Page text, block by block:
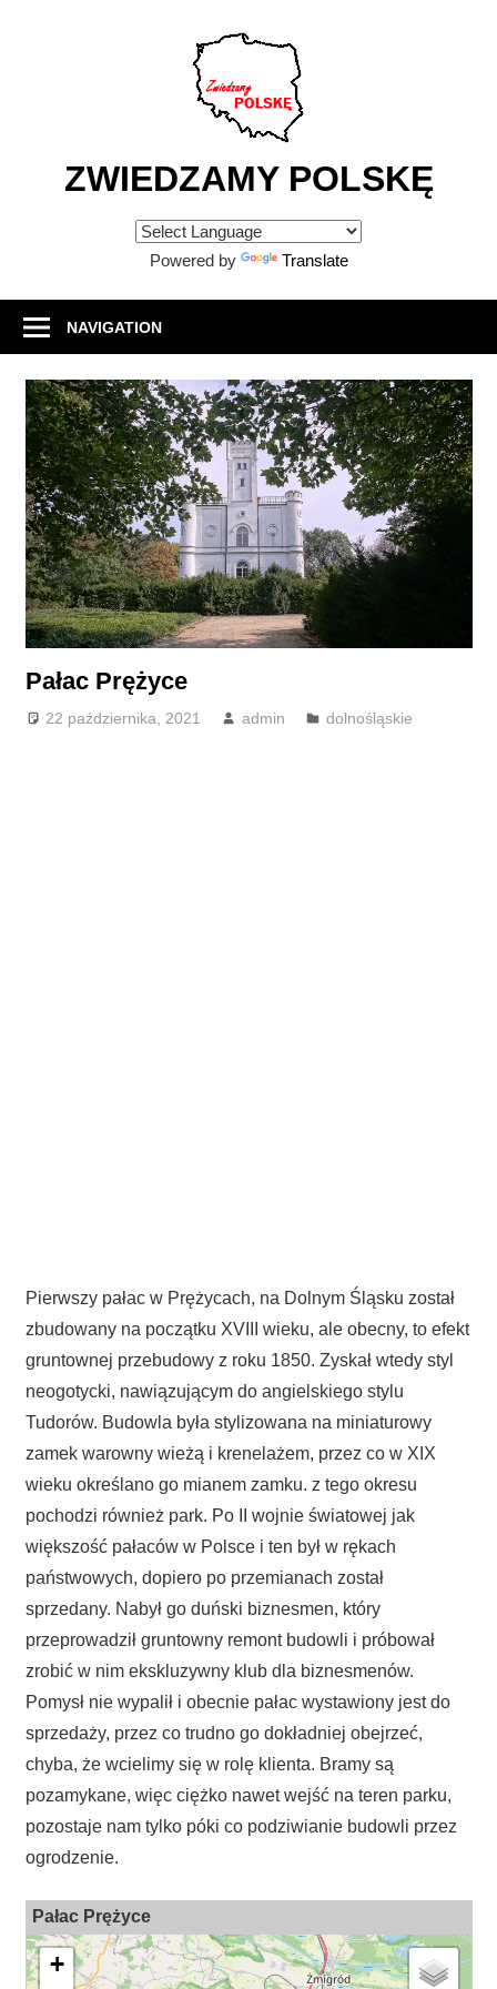
ZWIEDZAMY POLSKĘ
Powered by Translate
NAVIGATION
Pałac Prężyce
22 października, 2021 admin dolnośląskie
Pierwszy pałac w Prężycach, na Dolnym Śląsku został
zbudowany na początku XVIII wieku, ale obecny, to efekt
gruntownej przebudowy z roku 1850. Zyskał wtedy styl
neogotycki, nawiązującym do angielskiego stylu
Tudorów. Budowla była stylizowana na miniaturowy
zamek warowny wieżą i krenelażem, przez co w XIX
wieku określano go mianem zamku. z tego okresu
pochodzi również park. Po II wojnie światowej jak
większość pałaców w Polsce i ten był w rękach
państwowych, dopiero po przemianach został
sprzedany. Nabył go duński biznesmen, który
przeprowadził gruntowny remont budowli i próbował
zrobić w nim ekskluzywny klub dla biznesmenów.
Pomysł nie wypalił i obecnie pałac wystawiony jest do
sprzedaży, przez co trudno go dokładniej obejrzeć,
chyba, że wcielimy się w rolę klienta. Bramy są
pozamykane, więc ciężko nawet wejść na teren parku,
pozostaje nam tylko póki co podziwianie budowli przez
ogrodzenie.
Pałac Prężyce
+